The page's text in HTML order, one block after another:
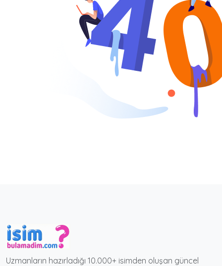
Uzmanların hazırladığı 10.000+ isimden oluşan güncel